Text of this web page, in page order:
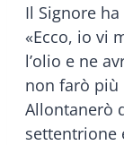
Il Signore
«Ecco, io vi
l’olio e ne
non farò
Allontanerò
settentrione